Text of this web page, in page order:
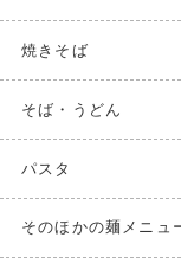
焼きそば
そば・うどん
パスタ
そのほかの麺メニュ